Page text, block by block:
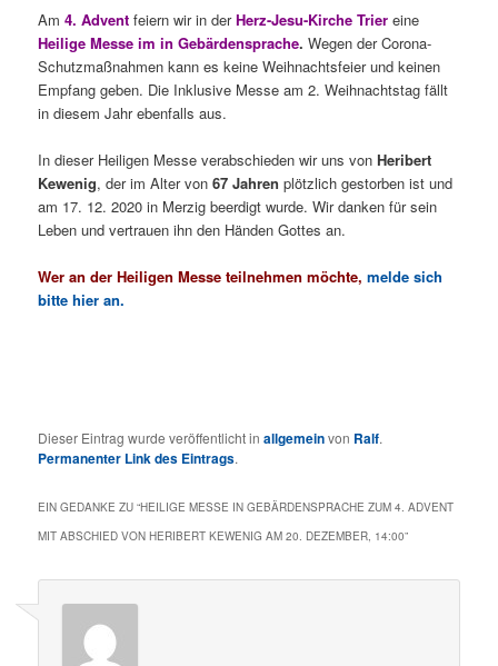
Am 4. Advent feiern wir in derHerz-Jesu-Kirche Trier eine
Heilige Messe im in Gebärdensprache. Wegen der Corona-
Schutzmaßnahmen kann es keine Weihnachtsfeier und keinen
Empfang geben. Die Inklusive Messe am 2. Weihnachtstag fällt
in diesem Jahr ebenfalls aus.
In dieser Heiligen Messe verabschieden wir uns vonHeribert
Kewenig, der im Alter von67 Jahren plötzlich gestorben ist und
am 17. 12. 2020 in Merzig beerdigt wurde. Wir danken für sein
Leben und vertrauen ihn den Händen Gottes an.
Wer an der Heiligen Messe teilnehmen möchte, melde sich
bitte hier an.
Dieser Eintrag wurde veröffentlicht inallgemeinvon Ralf.
Permanenter Link des Eintrags.
EIN GEDANKE ZU “HEILIGE MESSE IN GEBÄRDENSPRACHE ZUM 4. ADVENT
MIT ABSCHIED VON HERIBERT KEWENIG AM 20. DEZEMBER, 14:00”